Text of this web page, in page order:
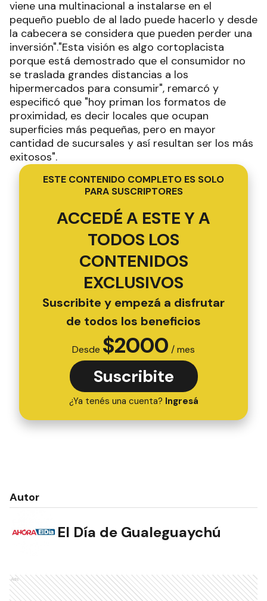
viene una multinacional a instalarse en el
pequeño pueblo de al lado puede hacerlo y desde
la cabecera se considera que pueden perder una
inversión"."Esta visión es algo cortoplacista
porque está demostrado que el consumidor no
se traslada grandes distancias a los
hipermercados para consumir", remarcó y
especificó que "hoy priman los formatos de
proximidad, es decir locales que ocupan
superficies más pequeñas, pero en mayor
cantidad de sucursales y así resultan ser los más
exitosos".
ESTE CONTENIDO COMPLETO ES SOLO
PARA SUSCRIPTORES
ACCEDÉ A ESTE Y A
TODOS LOS
CONTENIDOS
EXCLUSIVOS
Suscribite y empezá a disfrutar
de todos los beneficios
Desde $2000 / mes
Suscribite
¿Ya tenés una cuenta? Ingresá
Autor
El Día de Gualeguaychú
Ads